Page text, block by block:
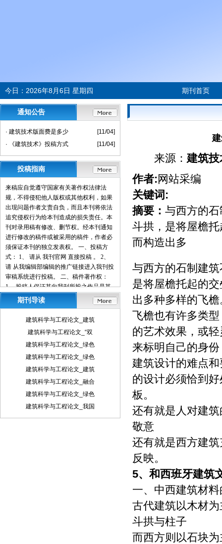
今日： 2026年8月6日 星期四 期刊首页
通知公告
· 建筑技术版面费是多少
[11/04]
· 《建筑技术》投稿方式
[11/04]
投稿指南
来稿应自觉遵守国家有关著作权法律法
规，不得侵犯他人版权或其他权利，如果
出现问题作者文责自负，而且本刊将依法
追究侵权行为给本刊造成的损失责任。本
刊对录用稿有修改、删节权。经本刊通知
进行修改的稿件或被采用的稿件，作者必
须保证本刊的独立发表权。 一、投稿方
式： 1、 请从 我刊官网 直接投稿 。 2、
请 从我编辑部编辑的推广链接进入我刊投
审稿系统进行投稿。 二、稿件著作权：
1、 投稿人保证其向我刊所投之作品是其
本人或与他人合作创作之成果，或对所投
作品拥有合法的著作权，无第三人对其作
品提出可成立之权利主张。 2、 投稿人保
发表。 3、 投稿人保证其作品不含有违反
宪法、法律及损害社会公共利益之内容。
4、 投稿人向我刊所投之作品不得同时向
第三方投送，即不允许一稿多投。 5、 投
包括但不限于：通过网络向公众传播、复
制、摘编、表演、播放、展览、发行、摄
制电影、电视、录像制品、录制录音制
期刊导读
建筑科学与工程论文_建筑
建筑科学与工程论文_“双
建筑科学与工程论文_绿色
建筑科学与工程论文_绿色
建筑科学与工程论文_建筑
建筑科学与工程论文_融合
建筑科学与工程论文_绿色
建筑科学与工程论文_我国
来源： 建筑技
作者:网站采编
关键词:
摘要： 与西方的石
斗拱，是将屋檐
而构造出多
与西方的石制建
是将屋檐托起的
出多种多样的飞
飞檐也有许多类
的艺术效果，或
来标明自己的身
建筑设计的难点
的设计必须恰到
板。
还有就是人对建
敬意
还有就是西方建
反映。
5、 和西班牙建筑
一、中西建筑材
古代建筑以木材为
斗拱与柱子
而西方则以石块为